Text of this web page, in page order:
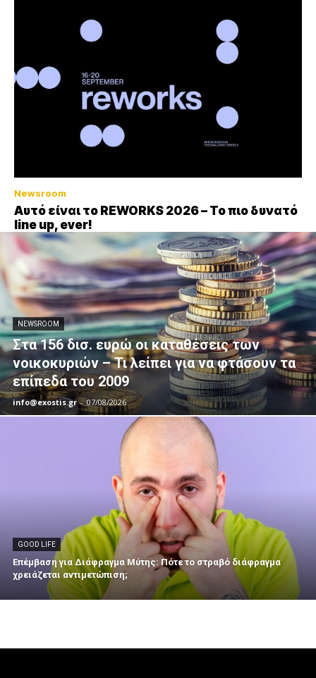
Newsroom
Αυτό είναι το REWORKS 2026 – Το πιο δυνατό
line up, ever!
NEWSROOM
Στα 156 δισ. ευρώ οι καταθέσεις των
νοικοκυριών – Τι λείπει για να φτάσουν τα
επίπεδα του 2009
info@exostis.gr - 07/08/2026
GOOD LIFE
Επέμβαση για Διάφραγμα Μύτης: Πότε το στραβό διάφραγμα
χρειάζεται αντιμετώπιση;